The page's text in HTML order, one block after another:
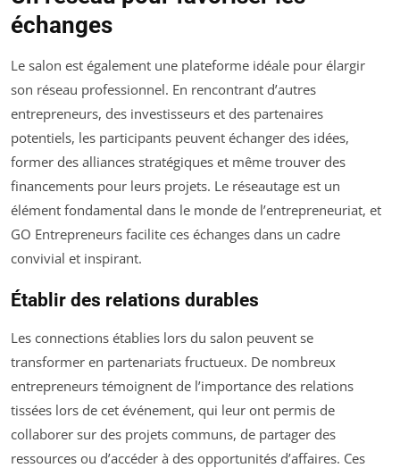
échanges
Le salon est également une plateforme idéale pour élargir
son réseau professionnel. En rencontrant d’autres
entrepreneurs, des investisseurs et des partenaires
potentiels, les participants peuvent échanger des idées,
former des alliances stratégiques et même trouver des
financements pour leurs projets. Le réseautage est un
élément fondamental dans le monde de l’entrepreneuriat, et
GO Entrepreneurs facilite ces échanges dans un cadre
convivial et inspirant.
Établir des relations durables
Les connections établies lors du salon peuvent se
transformer en partenariats fructueux. De nombreux
entrepreneurs témoignent de l’importance des relations
tissées lors de cet événement, qui leur ont permis de
collaborer sur des projets communs, de partager des
ressources ou d’accéder à des opportunités d’affaires. Ces